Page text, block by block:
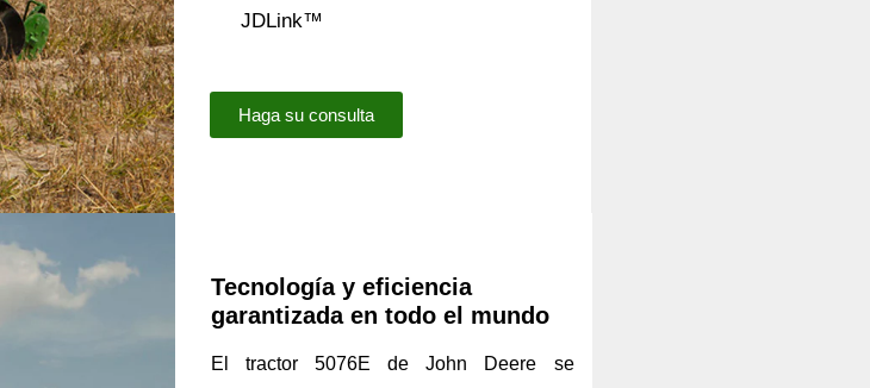
JDLink™
Haga su consulta
Tecnología y eficiencia
garantizada en todo el mundo
El tractor 5076E de John Deere se